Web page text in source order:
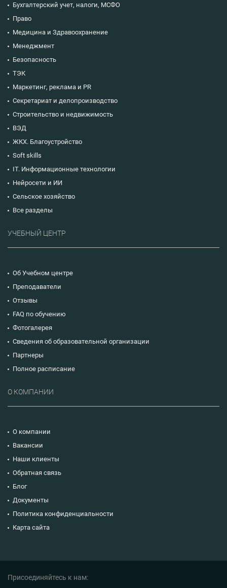
Бухгалтерский учет, налоги, МСФО
Право
Медицина и Здравоохранение
Менеджмент
Безопасность
ТЭК
Маркетинг, реклама и PR
Секретариат и делопроизводство
Строительство и недвижимость
ВЭД
ЖКХ. Благоустройство
Soft skills
IT. Информационные технологии
Нейросети и ИИ
Сельское хозяйство
Все разделы
УЧЕБНЫЙ ЦЕНТР
Об Учебном центре
Преподаватели
Отзывы
FAQ по обучению
Фотогалерея
Сведения об образовательной организации
Партнеры
Полное расписание
О КОМПАНИИ
О компании
Вакансии
Наши клиенты
Обратная связь
Блог
Документы
Политика конфиденциальности
Карта сайта
Присоединяйтесь к нам: